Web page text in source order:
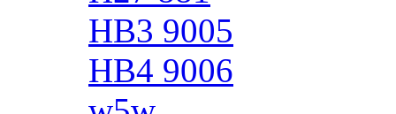
HB3 9005
HB4 9006